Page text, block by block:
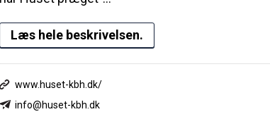
Læs hele beskrivelsen.
www.huset-kbh.dk/
info@huset-kbh.dk